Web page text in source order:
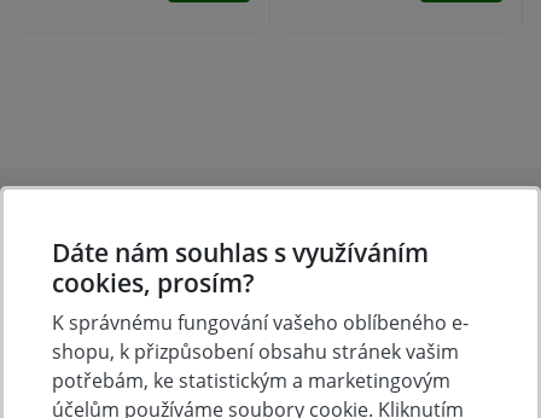
Tradice
23 let na trhu
Zboží skladem
Zázemí kamenné
prodejny
Dáte nám souhlas s využíváním
cookies, prosím?
K správnému fungování vašeho oblíbeného e-
shopu, k přizpůsobení obsahu stránek vašim
potřebám, ke statistickým a marketingovým
účelům používáme soubory cookie. Kliknutím